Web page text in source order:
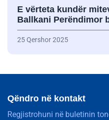
E vërteta kundër
Ballkani Perëndimor
25 Qershor 2025
Qëndro në kontakt
Regjistrohuni në buletinin